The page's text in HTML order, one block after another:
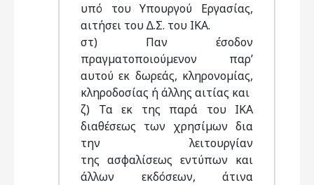
υπό του Υπουργού Εργασίας,
αιτήσει του ∆.Σ. του ΙΚΑ.
στ) Παν έσοδον
πραγµατοποιούµενον παρ’
αυτού εκ δωρεάς, κληρονοµίας,
κληροδοσίας ή άλλης αιτίας και
ζ) Τα εκ της παρά του ΙΚΑ
διαθέσεως των χρησίµων δια
την λειτουργίαν
της ασφαλίσεως εντύπων και
άλλων εκδόσεων, άτινα